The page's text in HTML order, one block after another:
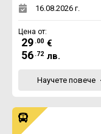
16.08.2026 г.
Цена от:
29 .00 €
56 .72 лв.
Научете повече